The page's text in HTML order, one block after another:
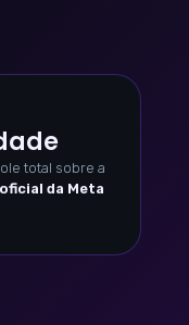
total sobre a
da Meta